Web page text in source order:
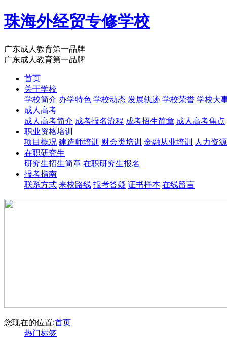
珠海外经贸专修学校
广东成人教育第一品牌
广东成人教育第一品牌
首页
关于学校
学校简介 办学特色 学校动态 发展轨迹 学校荣誉 学校大
成人高考
成人高考简介 成考报名流程 成考招生简章 成人高考焦点
职业资格培训
项目概况 建造师培训 财会类培训 金融从业培训
人力资
在职研究生
研究生招生简章 在职研究生报名
报考指南
联系方式 来校路线 报考答疑 证书样本 在线留言
您现在的位置:首页
热门标签